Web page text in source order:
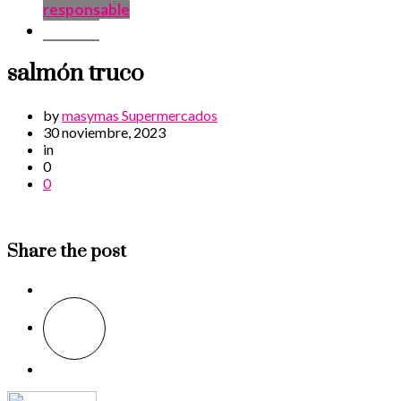
responsable
salmón truco
bymasymas Supermercados
30 noviembre, 2023
in
0
0
Share the post